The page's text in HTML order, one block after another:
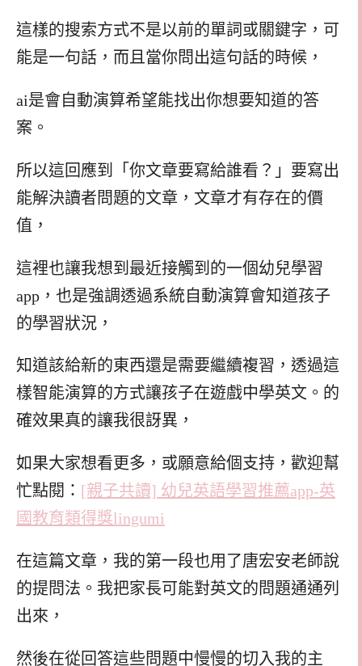
這樣的搜索方式不是以前的單詞或關鍵字，可
能是一句話，而且當你問出這句話的時候，
ai是會自動演算希望能找出你想要知道的答
案。
所以這回應到「你文章要寫給誰看？」要寫出
能解決讀者問題的文章，文章才有存在的價
值，
這裡也讓我想到最近接觸到的一個幼兒學習
app，也是強調透過系統自動演算會知道孩子
的學習狀況，
知道該給新的東西還是需要繼續複習，透過這
樣智能演算的方式讓孩子在遊戲中學英文。的
確效果真的讓我很訝異，
如果大家想看更多，或願意給個支持，歡迎幫
忙點閱： [親子共讀] 幼兒英語學習推薦app-英
國教育類得獎lingumi
在這篇文章，我的第一段也用了唐宏安老師說
的提問法。我把家長可能對英文的問題通通列
出來，
然後在從回答這些問題中慢慢的切入我的主